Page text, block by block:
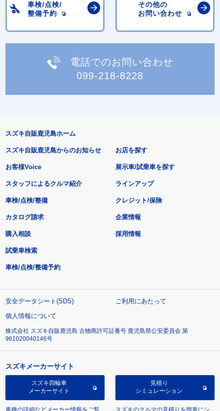
車検/点検/
整備予約
その他の
お問い合わせ
電話でのお問い合わせ
099-218-8228
スズキ自販鹿児島ホーム
スズキ自販鹿児島からのお知らせ
お客様Voice
スタッフによるクルマ紹介
お店を探す
展示車/試乗車を探す
ラインアップ
車検/点検/整備 クレジット/保険
カタログ請求
購入相談
試乗車検索
車検/点検/整備予約
企業情報
採用情報
安全データシート(SDS)
ご利用にあたって
個人情報について
株式会社 スズキ自販鹿児島 古物商許可証番号 鹿児島県公安委員会 第
961020040146号
スズキメーカーサイト
スズキ四輪車
メーカーサイト
車種の詳細などメーカー情報をご覧
見積り
シミュレーション
スズキのクルマの見積りを簡単にシ